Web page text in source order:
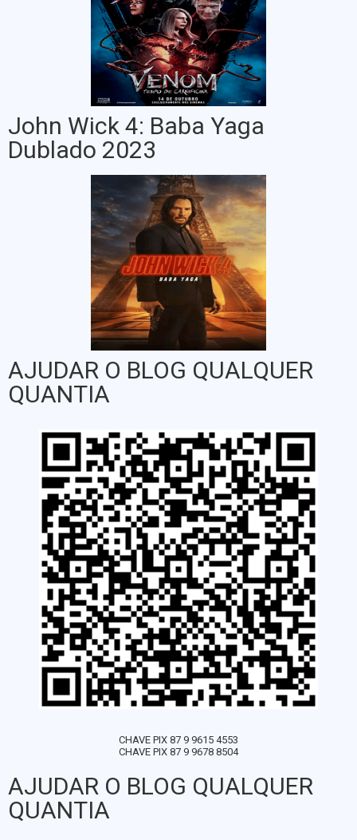
John Wick 4: Baba Yaga
Dublado 2023
AJUDAR O BLOG QUALQUER
QUANTIA
CHAVE PIX 87 9 9615 4553
CHAVE PIX 87 9 9678 8504
AJUDAR O BLOG QUALQUER
QUANTIA